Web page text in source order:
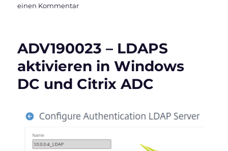
einen Kommentarzu
–
Grundlagen
ADV190023 – LDAPS
aktivieren in Windows
DC und Citrix ADC